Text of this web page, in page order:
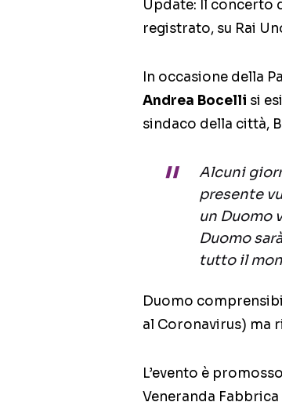
Update: Il concerto
registrato, su Rai
In occasione della
Andrea Bocelli si
sindaco della città,
Alcuni
presente
un Duomo
Duomo
tutto il
Duomo
al Coronavirus) ma
L’evento è
Veneranda